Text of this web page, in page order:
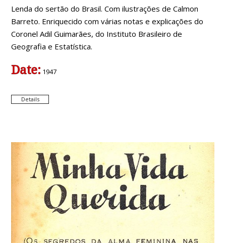
Lenda do sertão do Brasil. Com ilustrações de Calmon
Barreto. Enriquecido com várias notas e explicações do
Coronel Adil Guimarães, do Instituto Brasileiro de
Geografia e Estatística.
Date: 1947
Details